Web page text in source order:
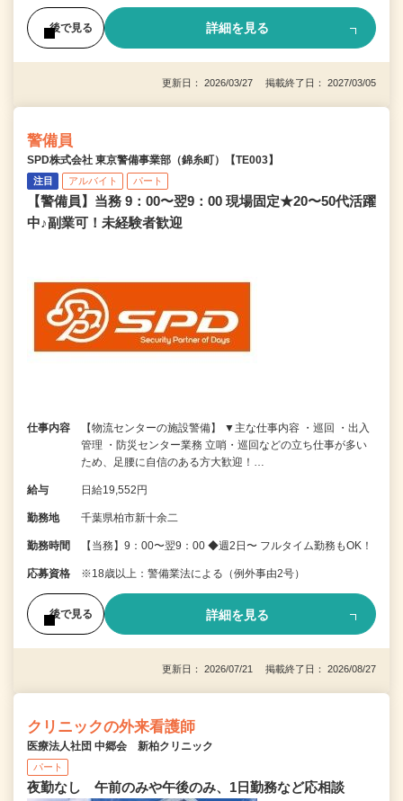
後で見る 詳細を見る
更新日： 2026/03/27 掲載終了日： 2027/03/05
警備員
SPD株式会社 東京警備事業部（錦糸町）【TE003】
注目 アルバイト パート
【警備員】当務 9：00〜翌9：00 現場固定★20〜50代活躍
中♪副業可！未経験者歓迎
仕事内容
【物流センターの施設警備】 ▼主な仕事内容 ・巡回 ・出入
管理 ・防災センター業務 立哨・巡回などの立ち仕事が多い
ため、足腰に自信のある方大歓迎！…
給与 日給19,552円
勤務地 千葉県柏市新十余二
勤務時間 【当務】9：00〜翌9：00 ◆週2日〜 フルタイム勤務もOK！
応募資格 ※18歳以上：警備業法による（例外事由2号）
後で見る 詳細を見る
更新日： 2026/07/21 掲載終了日： 2026/08/27
クリニックの外来看護師
医療法人社団 中郷会 新柏クリニック
パート
夜勤なし 午前のみや午後のみ、1日勤務など応相談